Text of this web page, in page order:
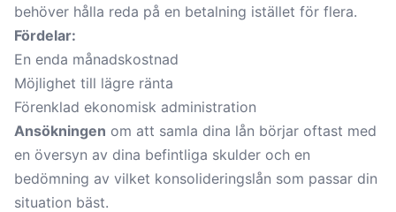
behöver hålla reda på en betalning istället för flera.
Fördelar:
En enda månadskostnad
Möjlighet till lägre ränta
Förenklad ekonomisk administration
Ansökningen om att samla dina lån börjar oftast med
en översyn av dina befintliga skulder och en
bedömning av vilket konsolideringslån som passar din
situation bäst.